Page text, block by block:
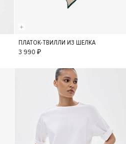
S
ПЛАТОК-ТВИЛЛИ ИЗ ШЕЛКА
3 990 ₽